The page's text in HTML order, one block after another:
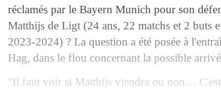
réclamés par le Bayern Munich pour son
Matthijs de Ligt (24 ans, 22 matchs et 2 buts
2023-2024) ? La question a été posée à
Hag, dans le flou concernant la possible
"Il faut voir si Matthijs viendra ou non…
20/07 Amical : Lens bat Louvain
20/07 Leverkusen: Liverpool fonce sur
Man Utd: Ten Hag compte sur